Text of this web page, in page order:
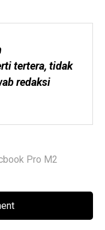
tertera, tidak
Pro M2